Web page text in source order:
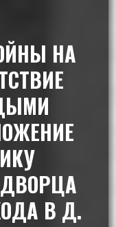
НА
В Д.